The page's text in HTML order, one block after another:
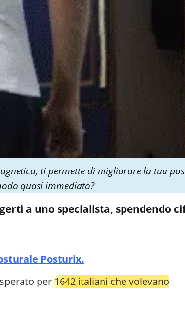
ti permette di migliorare la tua
quasi immediato?
a uno specialista, spendendo
Posturix.
per1642 italiani che volevano